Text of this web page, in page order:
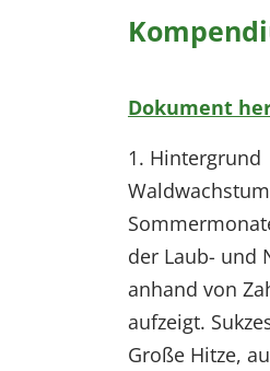
Dokument
1. Hintergrund
der Laub- und
anhand von
aufzeigt.
Große Hitze,